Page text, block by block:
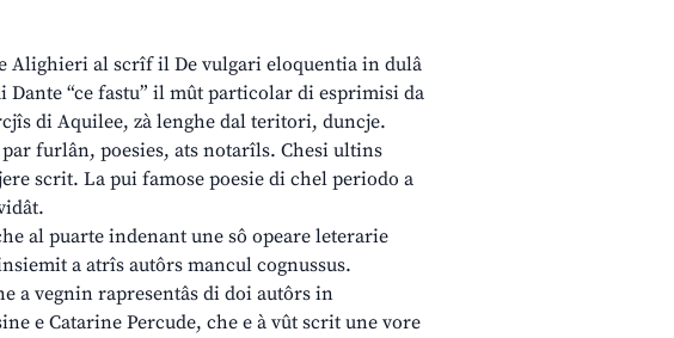
Alighieri al scrîf il De vulgari eloquentia in dulâ
“ce fastu” il mût particolar di esprimisi da
di Aquilee, zà lenghe dal teritori, duncje.
furlân, poesies, ats notarîls. Chesi ultins
scrit. La pui famose poesie di chel periodo a
al puarte indenant une sô opeare leterarie
a atrîs autôrs mancul cognussus.
a vegnin rapresentâs di doi autôrs in
e Catarine Percude, che e à vût scrit une vore